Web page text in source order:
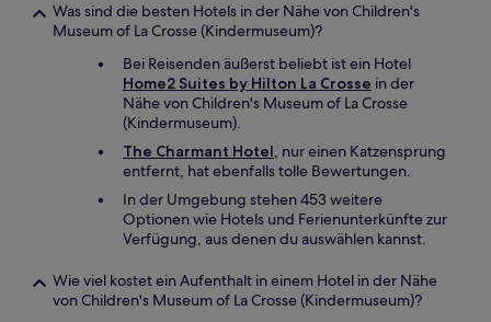
Was sind die besten Hotels in der Nähe von Children's
Museum of La Crosse (Kindermuseum)?
Bei Reisenden äußerst beliebt ist ein Hotel
Home2 Suites by Hilton La Crosse in der
Nähe von Children's Museum of La Crosse
(Kindermuseum).
The Charmant Hotel, nur einen Katzensprung
entfernt, hat ebenfalls tolle Bewertungen.
In der Umgebung stehen 453 weitere
Optionen wie Hotels und Ferienunterkünfte zur
Verfügung, aus denen du auswählen kannst.
Wie viel kostet ein Aufenthalt in einem Hotel in der Nähe
von Children's Museum of La Crosse (Kindermuseum)?